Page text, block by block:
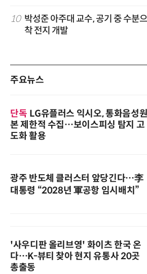
10 박성준 아주대 교수, 공기 중 수분
착 전지 개발
주요뉴스
단독 LG유플러스 익시오, 통화음성원
본 제한적 수집…보이스피싱 탐지 고
도화 활용
광주 반도체 클러스터 앞당긴다…李
대통령 “2028년 軍공항 임시배치”
'사우디판 올리브영' 화이츠 한국 온
다…K-뷰티 찾아 현지 유통사 20곳
총출동